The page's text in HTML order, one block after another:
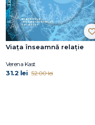
Viața înseamnă relație
Verena Kast
31.2 lei 52.00 lei